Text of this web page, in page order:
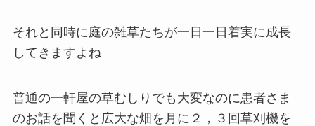
それと同時に庭の雑草たちが一日一日着実に成長
してきますよね
普通の一軒屋の草むしりでも大変なのに患者さま
のお話を聞くと広大な畑を月に２，３回草刈機を